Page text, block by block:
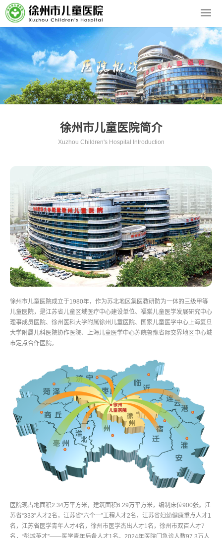
徐州市儿童医院简介
Xuzhou Children's Hospital Introduction
徐州市儿童医院成立于1980年，作为苏北地区集医教研防为一体的三级甲等
儿童医院，是江苏省儿童区域医疗中心建设单位、福棠儿童医学发展研究中心
理事成员医院、徐州医科大学附属徐州儿童医院、国家儿童医学中心上海复旦
大学附属儿科医院协作医院、上海儿童医学中心苏皖鲁豫省际交界地区中心城
市定点合作医院。
医院现占地面积2.34万平方米，建筑面积6.29万平方米，编制床位900张。江
苏省“333”人才2名，江苏省“六个一”工程人才2名，江苏省妇幼健康重点人才1
名，江苏省医学青年人才4名，徐州市医学杰出人才1名，徐州市双百人才7
名，“彭城英才”——医学青年后备人才1名。2024年医院门急诊人数97.3万人